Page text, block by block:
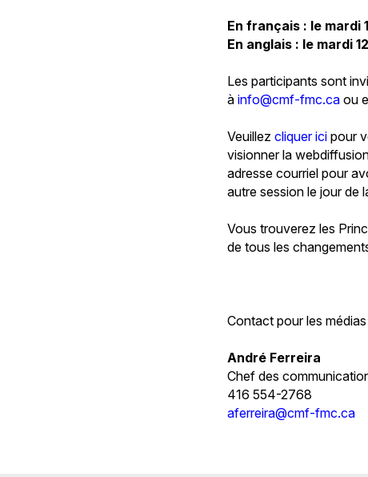
En français : le mardi
En anglais : le mardi
Les participants sont
àinfo@cmf-fmc.ca ou
Veuillezcliquer ici pour
visionner la
adresse courriel pour
autre session le jour de
Vous trouverez les
de tous les
Contact pour les médias
André Ferreira
Chef des
416 554-2768
aferreira@cmf-fmc.ca